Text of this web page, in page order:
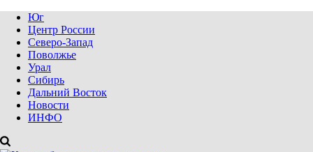
Юг
Центр России
Северо-Запад
Поволжье
Урал
Сибирь
Дальний Восток
Новости
ИНФО